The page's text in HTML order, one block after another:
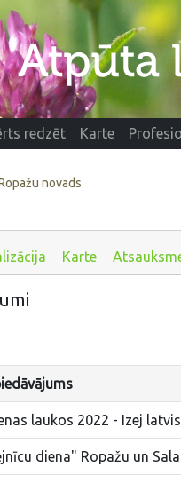
redzēt Karte
novads
Karte
laukos 2022 - Izej
diena" Ropažu un